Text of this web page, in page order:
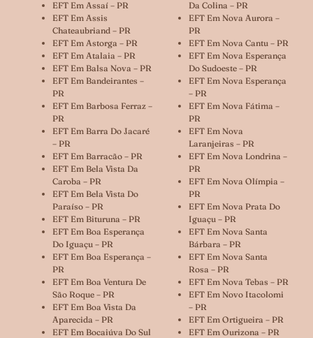
EFT Em Assaí – PR
EFT Em Assis
Chateaubriand – PR
EFT Em Astorga – PR
EFT Em Atalaia – PR
EFT Em Balsa Nova – PR
EFT Em Bandeirantes –
PR
EFT Em Barbosa Ferraz –
PR
EFT Em Barra Do Jacaré
– PR
EFT Em Barracão – PR
EFT Em Bela Vista Da
Caroba – PR
EFT Em Bela Vista Do
Paraíso – PR
EFT Em Bituruna – PR
EFT Em Boa Esperança
Do Iguaçu – PR
EFT Em Boa Esperança –
PR
EFT Em Boa Ventura De
São Roque – PR
EFT Em Boa Vista Da
Aparecida – PR
EFT Em Bocaiúva Do Sul
Da Colina – PR
EFT Em Nova Aurora –
PR
EFT Em Nova Cantu – PR
EFT Em Nova Esperança
Do Sudoeste – PR
EFT Em Nova Esperança
– PR
EFT Em Nova Fátima –
PR
EFT Em Nova
Laranjeiras – PR
EFT Em Nova Londrina –
PR
EFT Em Nova Olímpia –
PR
EFT Em Nova Prata Do
Iguaçu – PR
EFT Em Nova Santa
Bárbara – PR
EFT Em Nova Santa
Rosa – PR
EFT Em Nova Tebas – PR
EFT Em Novo Itacolomi
– PR
EFT Em Ortigueira – PR
EFT Em Ourizona – PR